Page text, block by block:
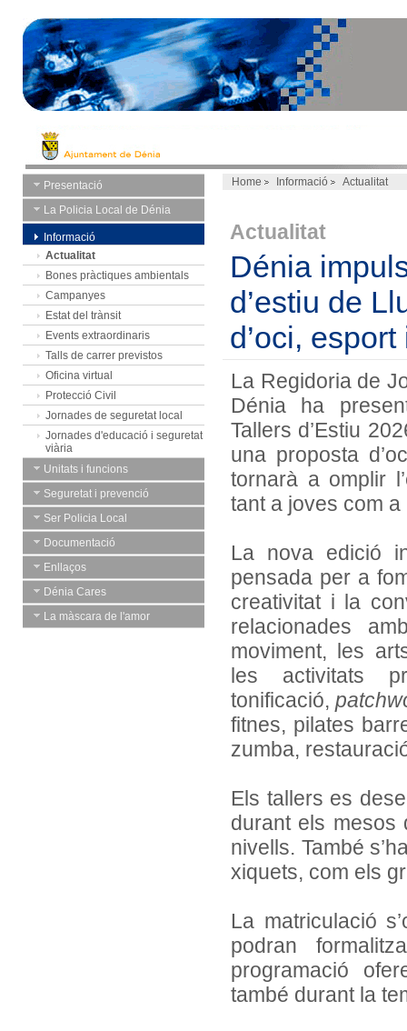
Presentació
La Policia Local de Dénia
Informació
Actualitat
Bones pràctiques ambientals
Campanyes
Estat del trànsit
Events extraordinaris
Talls de carrer previstos
Oficina virtual
Protecció Civil
Jornades de seguretat local
Jornades d'educació i seguretat
viària
Unitats i funcions
Seguretat i prevenció
Ser Policia Local
Documentació
Enllaços
Dénia Cares
La màscara de l'amor
Home Informació Actualitat
Actualitat
Dénia
d’estiu de
d’oci,
La Regidoria de
Dénia ha
Tallers d’Estiu
una proposta
tornarà a omplir
tant a joves com
La nova edició
pensada per a
creativitat i la
relacionades
moviment, les
les activitats
tonificació,
fitnes, pilates
zumba,
Els tallers es
durant els mesos
nivells. També
xiquets, com els
La matriculació
podran
programació
també durant la